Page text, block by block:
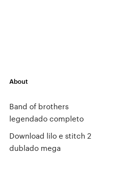
About
Band of brothers
legendado completo
Download lilo e stitch 2
dublado mega